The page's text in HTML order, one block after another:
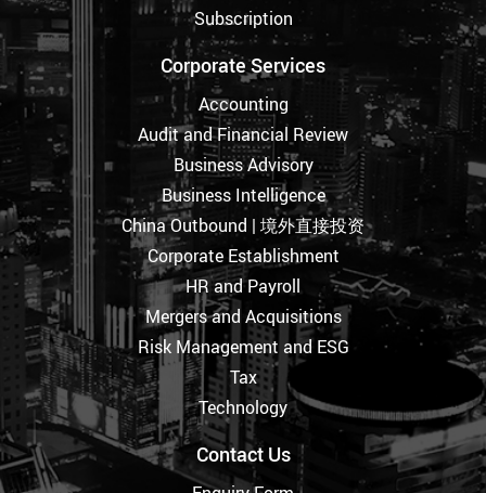
Subscription
Corporate Services
Accounting
Audit and Financial Review
Business Advisory
Business Intelligence
China Outbound | 境外直接投资
Corporate Establishment
HR and Payroll
Mergers and Acquisitions
Risk Management and ESG
Tax
Technology
Contact Us